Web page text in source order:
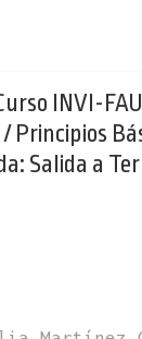
INVI-
Principios
Salida a